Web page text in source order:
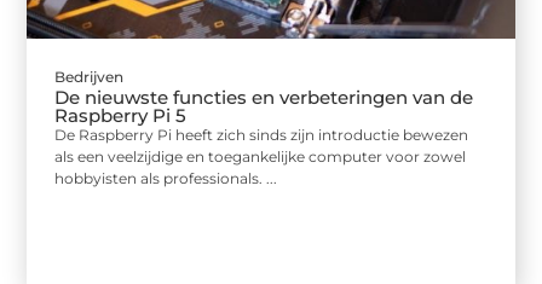
Bedrijven
De nieuwste functies en verbeteringen van de
Raspberry Pi 5
De Raspberry Pi heeft zich sinds zijn introductie bewezen
als een veelzijdige en toegankelijke computer voor zowel
hobbyisten als professionals. ...